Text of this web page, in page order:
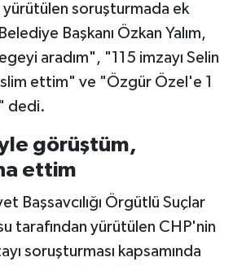
yürütülen soruşturmada ek
Başkanı Özkan Yalım,
aradım", "115 imzayı Selin
ettim" ve "Özgür Özel'e 1
dedi.
görüştüm,
ettim
Başsavcılığı Örgütlü Suçlar
tarafından yürütülen CHP'nin
soruşturması kapsamında